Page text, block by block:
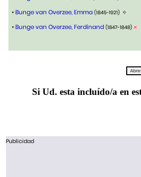
•Bunge van Overzee, Emma (1845-1921)
•Bunge van Overzee, Ferdinand (1847-1848)
Si Ud. esta incluído/a en
Publicidad